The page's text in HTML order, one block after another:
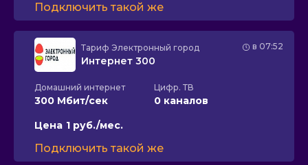
Подключить такой же
в 07:52
Тариф Электронный город
Интернет 300
Домашний интернет
300 Мбит/сек
Цифр. ТВ
0 каналов
Цена 1 руб./мес.
Подключить такой же